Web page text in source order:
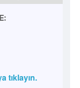
tıklayın.